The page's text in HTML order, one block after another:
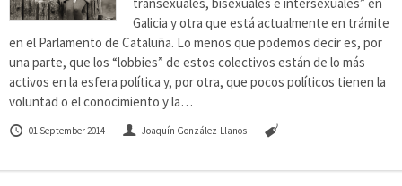
Galicia y otra que está actualmente en trámite
en el Parlamento de Cataluña. Lo menos que podemos decir es, por
una parte, que los “lobbies” de estos colectivos están de lo más
activos en la esfera política y, por otra, que pocos políticos tienen la
voluntad o el conocimiento y la…
01 September 2014 Joaquín González-Llanos